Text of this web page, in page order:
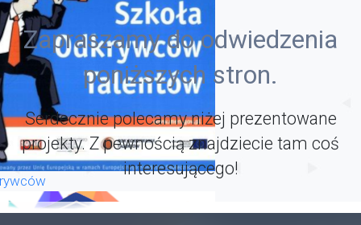
Zapraszamy do odwiedzenia
poniższych stron.
Serdecznie polecamy niżej prezentowane
projekty. Z pewnością znajdziecie tam coś
interesującego!